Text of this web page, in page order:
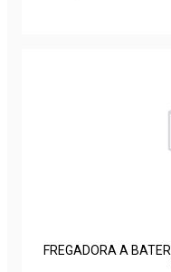
FREGADORA A